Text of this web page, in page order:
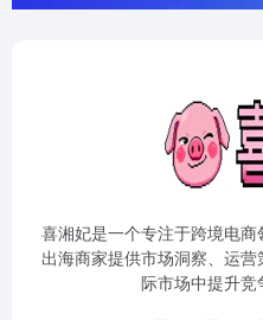
喜湘妃是一个专注于跨境电
出海商家提供市场洞察、运
际市场中提升竞